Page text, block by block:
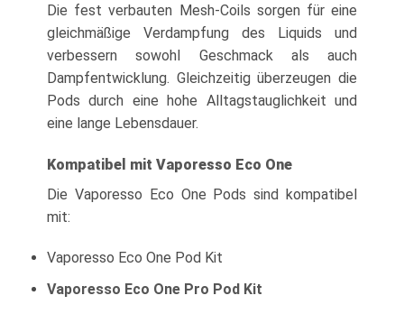
Die fest verbauten Mesh-Coils sorgen für eine
gleichmäßige Verdampfung des Liquids und
verbessern sowohl Geschmack als auch
Dampfentwicklung. Gleichzeitig überzeugen die
Pods durch eine hohe Alltagstauglichkeit und
eine lange Lebensdauer.
Kompatibel mit Vaporesso Eco One
Die Vaporesso Eco One Pods sind kompatibel
mit:
Vaporesso Eco One Pod Kit
Vaporesso Eco One Pro Pod Kit